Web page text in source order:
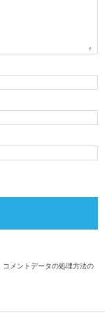
コメントデータの処理方法の